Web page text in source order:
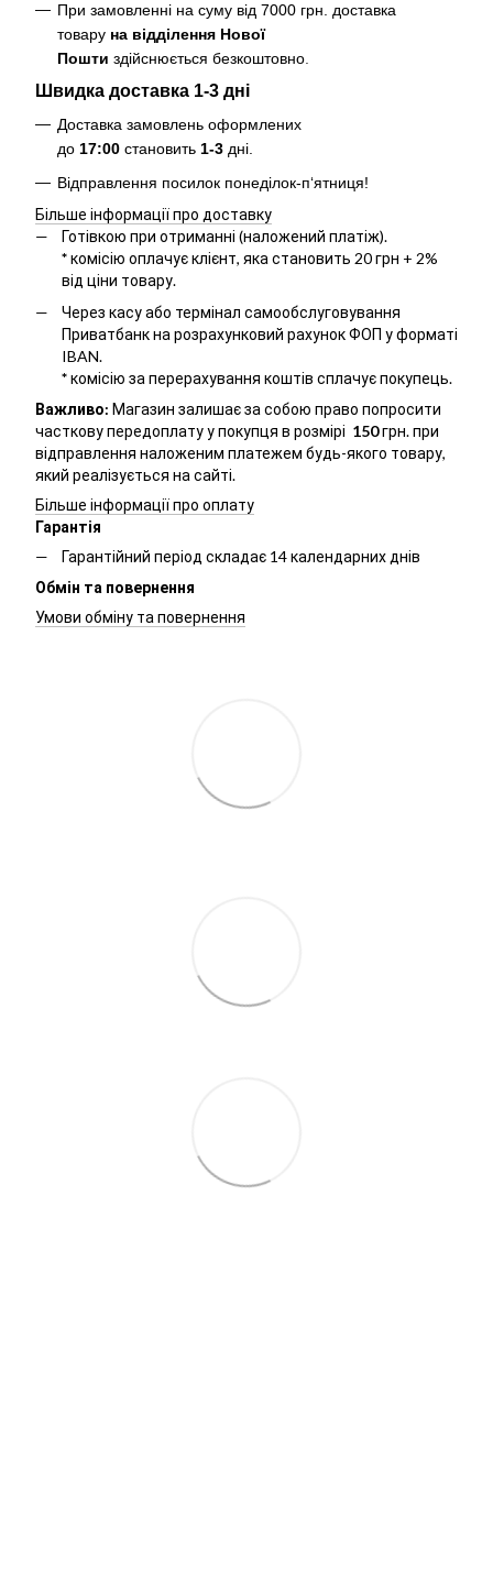
При замовленні на суму від 7000 грн. доставка
товару на відділення Нової
Пошти здійснюється безкоштовно
Швидка доставка 1-3 дні
Доставка замовлень оформлених
до 17:00 становить 1-3 дні.
Відправлення посилок понеділок-п‘ятниця!
Більше інформації про доставку
Готівкою при отриманні (наложений платіж).
*комісію оплачує клієнт, яка становить 20 грн + 2%
від ціни товару.
Через касу або термінал самообслуговування
Приватбанк на розрахунковий рахунок ФОП у форматі
IBAN.
*комісію за перерахування коштів сплачує покупець.
Важливо: Магазин залишає за собою право попросити
часткову передоплату у покупця в розмірі 150грн. при
відправлення наложеним платежем будь-якого товару,
який реалізується на сайті.
Більше інформації про оплату
Гарантія
Гарантійний період складає 14 календарних днів
Обмін та повернення
Умови обміну та повернення